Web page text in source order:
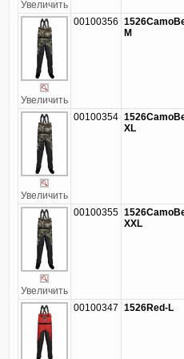
Увеличить
Увеличить
00100356
M
Увеличить
00100354
XL
Увеличить
00100355
XXL
00100347 1526Red-L